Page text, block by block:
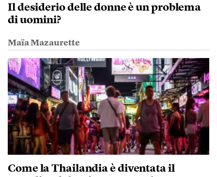
Il desiderio delle donne è un problema
di uomini?
Maïa Mazaurette
Come la Thailandia è diventata il